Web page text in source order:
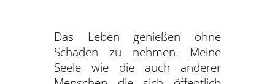
Das Leben genießen ohne
Schaden zu nehmen. Meine
Seele wie die auch anderer